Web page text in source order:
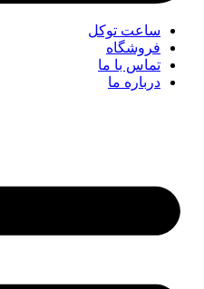
ساعت توکل
فروشگاه
تماس با ما
درباره ما